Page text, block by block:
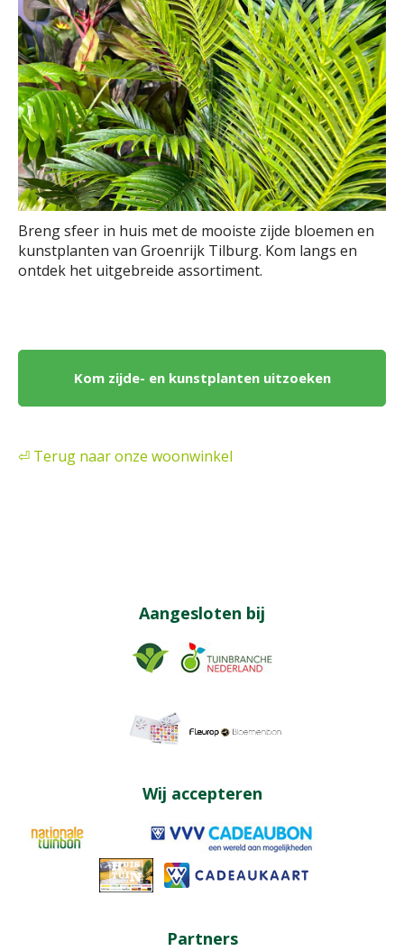
Breng sfeer in huis met de mooiste zijde bloemen en
kunstplanten van Groenrijk Tilburg. Kom langs en
ontdek het uitgebreide assortiment.
Kom zijde- en kunstplanten uitzoeken
⏎ Terug naar onze woonwinkel
Aangesloten bij
Wij accepteren
Partners